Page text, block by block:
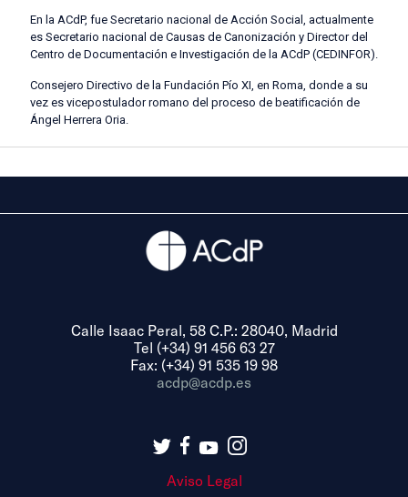
En la ACdP, fue Secretario nacional de Acción Social, actualmente
es Secretario nacional de Causas de Canonización y Director del
Centro de Documentación e Investigación de la ACdP (CEDINFOR).
Consejero Directivo de la Fundación Pío XI, en Roma, donde a su
vez es vicepostulador romano del proceso de beatificación de
Ángel Herrera Oria.
Calle Isaac Peral, 58 C.P.: 28040, Madrid
Tel (+34) 91 456 63 27
Fax: (+34) 91 535 19 98
acdp@acdp.es
Aviso Legal